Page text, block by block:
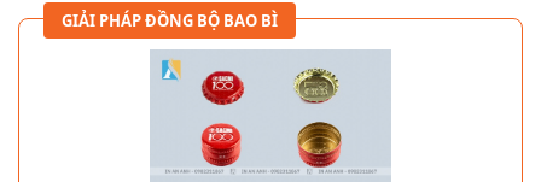
GIẢI PHÁP ĐỒNG BỘ BAO BÌ